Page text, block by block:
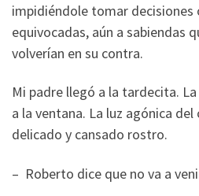
impidiéndole tomar decisiones
equivocadas, aún a sabiendas
volverían en su contra.
Mi padre llegó a la tardecita.
a la ventana. La luz agónica
delicado y cansado rostro.
– Roberto dice que no va a